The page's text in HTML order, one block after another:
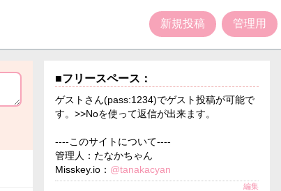
新規投稿 管理用
■フリースペース：
ゲストさん(pass:1234)でゲスト投稿が可能で
す。>>Noを使って返信が出来ます。
----このサイトについて----
管理人：たなかちゃん
Misskey.io： @tanakacyan
編集